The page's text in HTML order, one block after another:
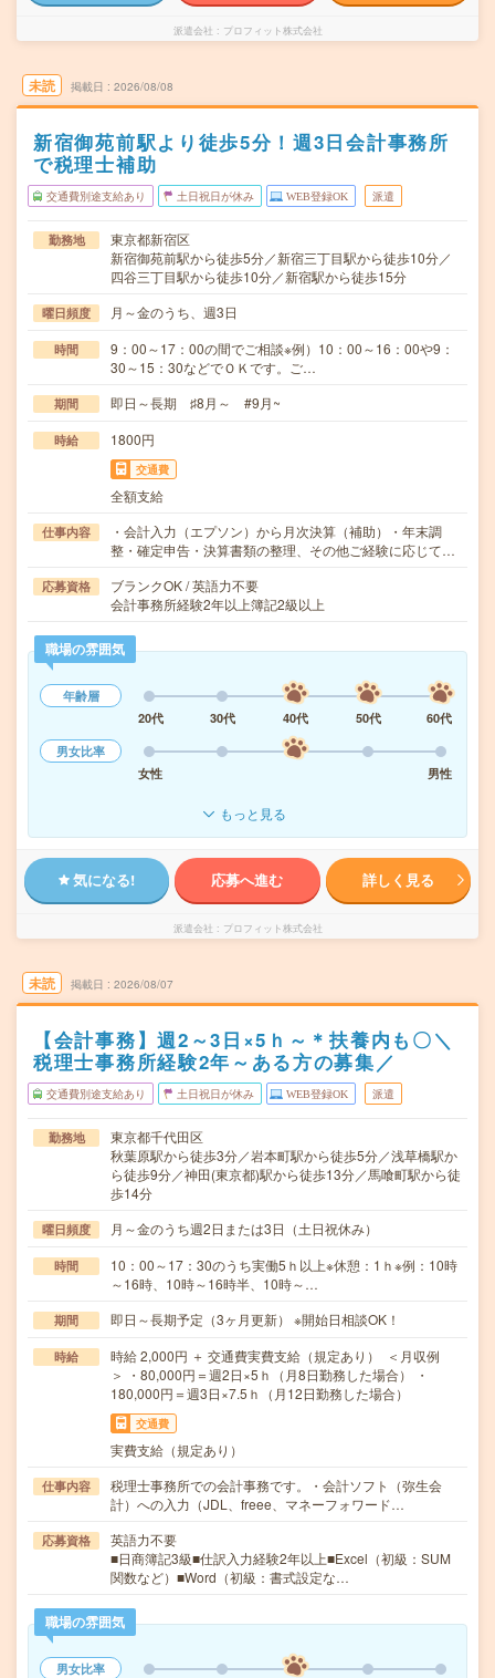
派遣会社 プロフィット株式会社
未読 掲載日 2026/08/08
新宿御苑前駅より徒歩5分！週3日会計事務所
で税理士補助
交通費別途支給あり 土日祝日が休み WEB登録OK 派遣
勤務地
東京都新宿区
新宿御苑前駅から徒歩5分／新宿三丁目駅から徒歩10分／
四谷三丁目駅から徒歩10分／新宿駅から徒歩15分
曜日頻度 月～金のうち、週3日
時間
9：00～17：00の間でご相談※例）10：00～16：00や9：
30～15：30などでＯＫです。ご…
期間 即日～長期 ♯8月～ #9月~
時給 1800円
交通費
全額支給
仕事内容
・会計入力（エプソン）から月次決算（補助）・年末調
整・確定申告・決算書類の整理、その他ご経験に応じて…
応募資格
ブランクOK / 英語力不要
会計事務所経験2年以上簿記2級以上
職場の雰囲気
年齢層
20代
30代 40代 50代
60代
男女比率
女性
男性
もっと見る
気になる! 応募へ進む 詳しく見る
派遣会社 プロフィット株式会社
未読 掲載日 2026/08/07
【会計事務】週2～3日×5ｈ～＊扶養内も〇＼
税理士事務所経験2年～ある方の募集／
交通費別途支給あり 土日祝日が休み WEB登録OK 派遣
勤務地
東京都千代田区
秋葉原駅から徒歩3分／岩本町駅から徒歩5分／浅草橋駅か
ら徒歩9分／神田(東京都)駅から徒歩13分／馬喰町駅から徒
歩14分
曜日頻度 月～金のうち週2日または3日（土日祝休み）
時間
10：00～17：30のうち実働5ｈ以上※休憩：1ｈ※例：10時
～16時、10時～16時半、10時～…
期間 即日～長期予定（3ヶ月更新） ※開始日相談OK！
時給
時給 2,000円 ＋ 交通費実費支給（規定あり） ＜月収例
＞ ・80,000円＝週2日×5ｈ（月8日勤務した場合） ・
180,000円＝週3日×7.5ｈ（月12日勤務した場合）
交通費
実費支給（規定あり）
仕事内容
税理士事務所での会計事務です。・会計ソフト（弥生会
計）への入力（JDL、freee、マネーフォワード…
応募資格
英語力不要
■日商簿記3級■仕訳入力経験2年以上■Excel（初級：SUM
関数など）■Word（初級：書式設定な…
職場の雰囲気
男女比率